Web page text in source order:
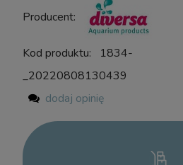
Producent:
Kod produktu:
1834-
_20220808130439
dodaj opinię